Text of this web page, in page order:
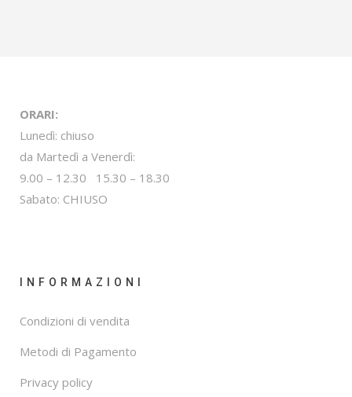
ORARI:
Lunedì: chiuso
da Martedì a Venerdì:
9.00 – 12.30 15.30 – 18.30
Sabato: CHIUSO
INFORMAZIONI
Condizioni di vendita
Metodi di Pagamento
Privacy policy